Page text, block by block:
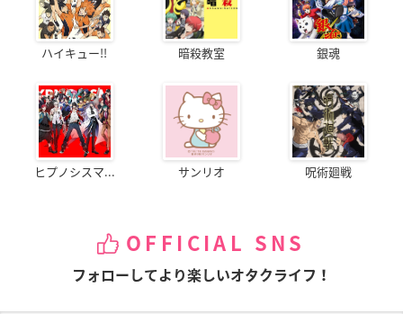
ハイキュー!! 暗殺教室 銀魂
ヒプノシスマ... サンリオ 呪術廻戦
OFFICIAL SNS
フォローしてより楽しいオタクライフ！